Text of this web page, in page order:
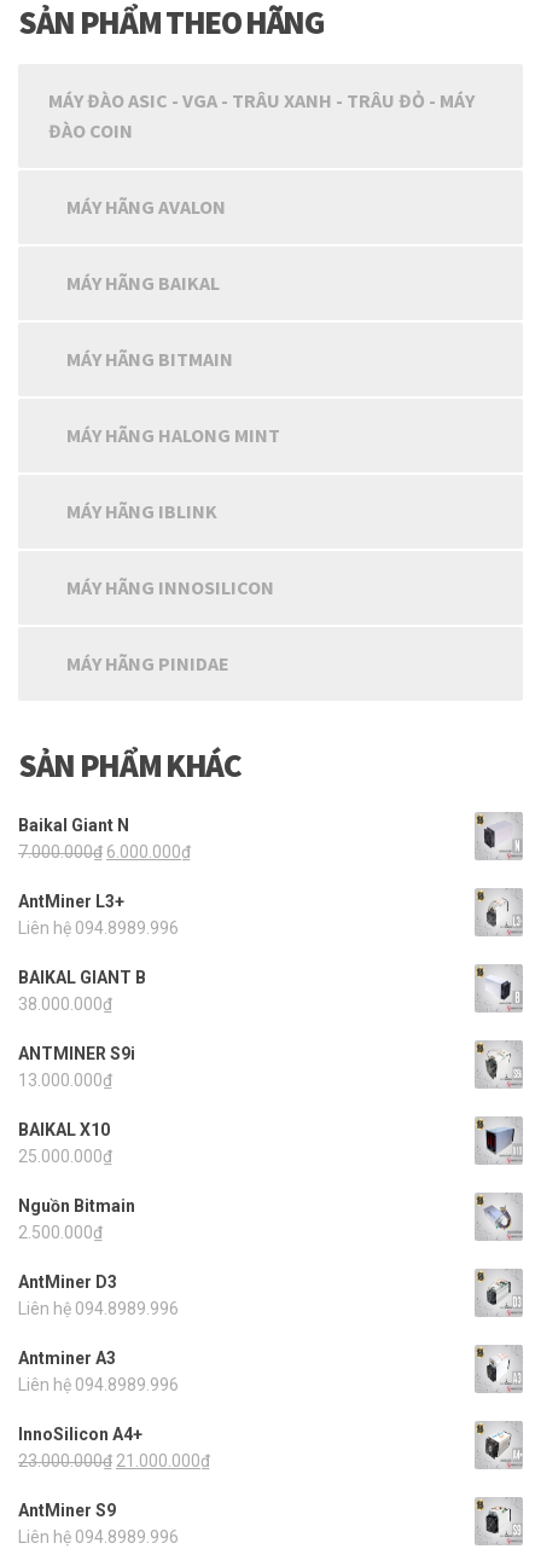
SẢN PHẨM THEO HÃNG
MÁY ĐÀO ASIC - VGA - TRÂU XANH - TRÂU ĐỎ - MÁY
ĐÀO COIN
MÁY HÃNG AVALON
MÁY HÃNG BAIKAL
MÁY HÃNG BITMAIN
MÁY HÃNG HALONG MINT
MÁY HÃNG IBLINK
MÁY HÃNG INNOSILICON
MÁY HÃNG PINIDAE
SẢN PHẨM KHÁC
Baikal Giant N
7.000.000₫ 6.000.000₫
AntMiner L3+
Liên hệ 094.8989.996
BAIKAL GIANT B
38.000.000₫
ANTMINER S9i
13.000.000₫
BAIKAL X10
25.000.000₫
Nguồn Bitmain
2.500.000₫
AntMiner D3
Liên hệ 094.8989.996
Antminer A3
Liên hệ 094.8989.996
InnoSilicon A4+
23.000.000₫ 21.000.000₫
AntMiner S9
Liên hệ 094.8989.996